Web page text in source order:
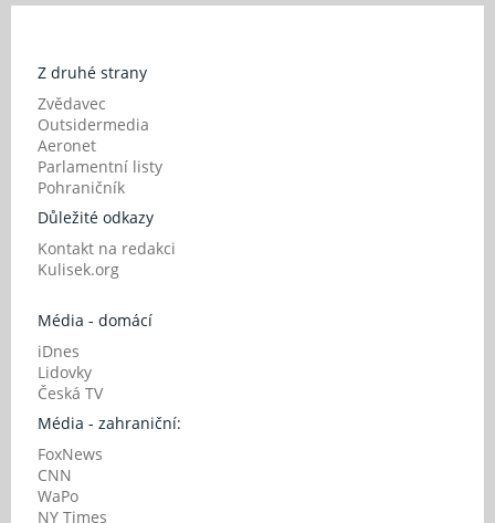
Z druhé strany
Zvědavec
Outsidermedia
Aeronet
Parlamentní listy
Pohraničník
Důležité odkazy
Kontakt na redakci
Kulisek.org
Média - domácí
iDnes
Lidovky
Česká TV
Média - zahraniční:
FoxNews
CNN
WaPo
NY Times